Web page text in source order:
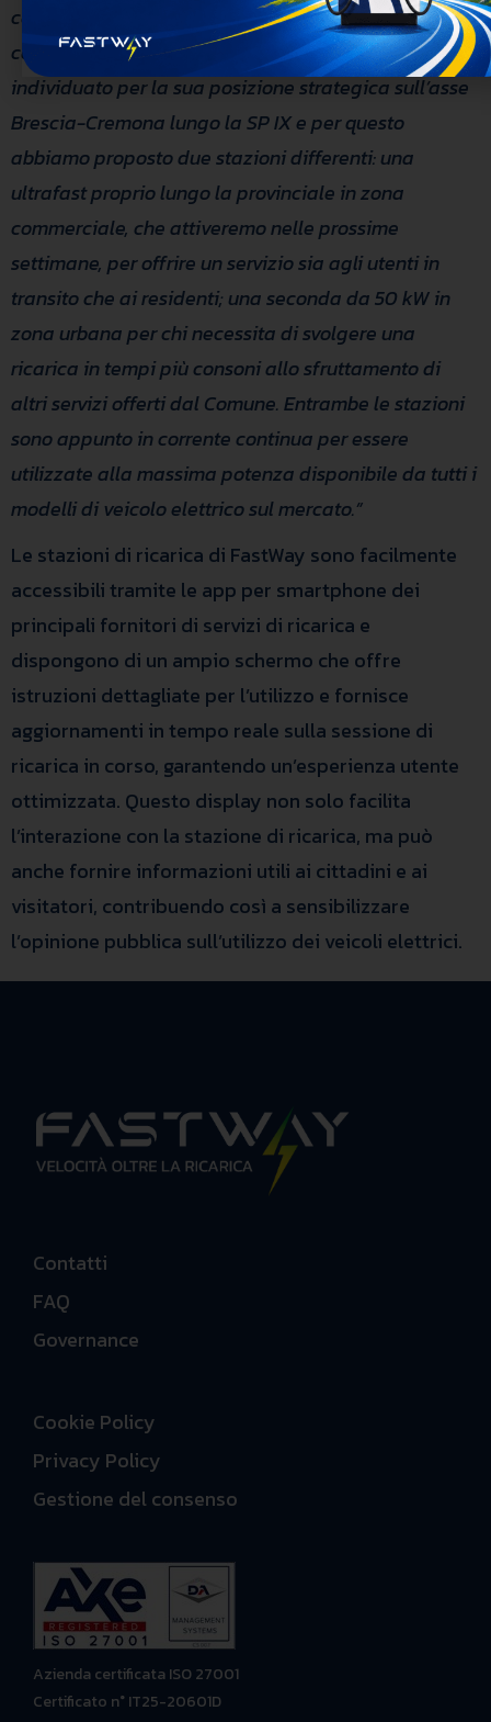
con cui abbiamo instaurato un ottimo rapporto di
collaborazione. Azzano Mella è stato da noi
individuato per la sua posizione strategica sull’asse
Brescia-Cremona lungo la SP IX e per questo
abbiamo proposto due stazioni differenti: una
ultrafast proprio lungo la provinciale in zona
commerciale, che attiveremo nelle prossime
settimane, per offrire un servizio sia agli utenti in
transito che ai residenti; una seconda da 50 kW in
zona urbana per chi necessita di svolgere una
ricarica in tempi più consoni allo sfruttamento di
altri servizi offerti dal Comune. Entrambe le stazioni
sono appunto in corrente continua per essere
utilizzate alla massima potenza disponibile da tutti i
modelli di veicolo elettrico sul mercato.”
Le stazioni di ricarica di FastWay sono facilmente
accessibili tramite le app per smartphone dei
principali fornitori di servizi di ricarica e
dispongono di un ampio schermo che offre
istruzioni dettagliate per l’utilizzo e fornisce
aggiornamenti in tempo reale sulla sessione di
ricarica in corso, garantendo un’esperienza utente
ottimizzata. Questo display non solo facilita
l’interazione con la stazione di ricarica, ma può
anche fornire informazioni utili ai cittadini e ai
visitatori, contribuendo così a sensibilizzare
l’opinione pubblica sull’utilizzo dei veicoli elettrici.
Contatti
FAQ
Governance
Cookie Policy
Privacy Policy
Gestione del consenso
Azienda certificata ISO 27001
Certificato n° IT25-20601D